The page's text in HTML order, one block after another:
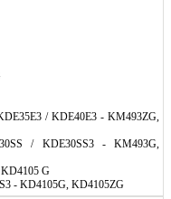
/ KDE40E3 - KM493ZG,
/ KDE30SS3 - KM493G,
G
- KD4105G, KD4105ZG